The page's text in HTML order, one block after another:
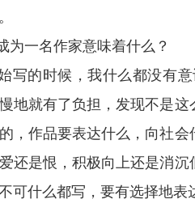
为一名作家意味着什么？
写的时候，我什么都没有
地就有了负担，发现不是
，作品要表达什么，向社
还是恨，积极向上还是消
可什么都写，要有选择地表